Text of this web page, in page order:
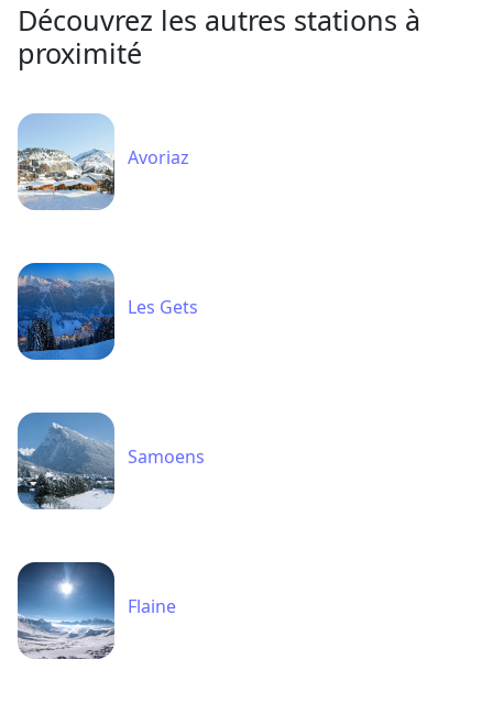
Découvrez les autres stations à
proximité
Avoriaz
Les Gets
Samoens
Flaine